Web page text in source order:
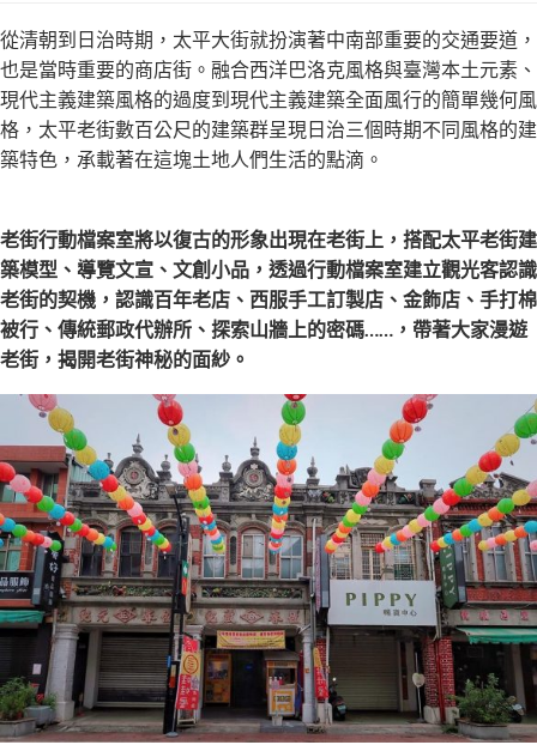
從清朝到日治時期，太平大街就扮演著中南部重要的交通要道，
也是當時重要的商店街。融合西洋巴洛克風格與臺灣本土元素、
現代主義建築風格的過度到現代主義建築全面風行的簡單幾何風
格，太平老街數百公尺的建築群呈現日治三個時期不同風格的建
築特色，承載著在這塊土地人們生活的點滴。
老街行動檔案室將以復古的形象出現在老街上，搭配太平老街建
築模型、導覽文宣、文創小品，透過行動檔案室建立觀光客認識
老街的契機，認識百年老店、西服手工訂製店、金飾店、手打棉
被行、傳統郵政代辦所、探索山牆上的密碼……，帶著大家漫遊
老街，揭開老街神秘的面紗。